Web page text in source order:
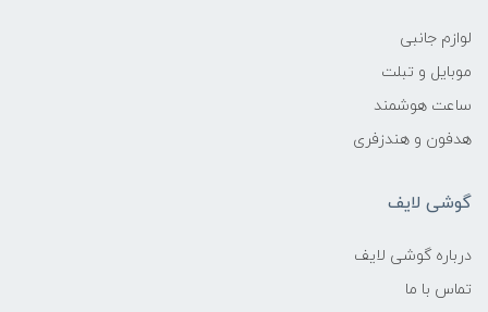
لوازم جانبی
موبایل و تبلت
ساعت هوشمند
هدفون و هندزفری
گوشی لایف
درباره گوشی لایف
تماس با ما